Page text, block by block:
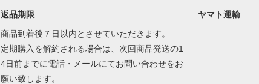
返品期限
商品到着後７日以内とさせていただきます。
定期購入を解約される場合は、次回商品発送の1
4日前までに電話・メールにてお問い合わせをお
願い致します。
ヤマト運輸